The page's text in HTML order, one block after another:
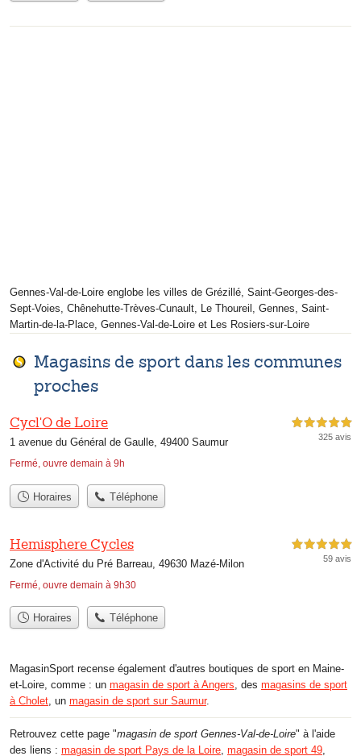
Gennes-Val-de-Loire englobe les villes de Grézillé, Saint-Georges-des-
Sept-Voies, Chênehutte-Trèves-Cunault, Le Thoureil, Gennes, Saint-
Martin-de-la-Place, Gennes-Val-de-Loire et Les Rosiers-sur-Loire
Magasins de sport dans les communes
proches
Cycl'O de Loire
1 avenue du Général de Gaulle, 49400 Saumur
Fermé, ouvre demain à 9h
5,0 étoiles sur 5
325 avis
Horaires Téléphone
Hemisphere Cycles
Zone d'Activité du Pré Barreau, 49630 Mazé-Milon
Fermé, ouvre demain à 9h30
5,0 étoiles sur 5
59 avis
Horaires Téléphone
MagasinSport recense également d'autres boutiques de sport en Maine-
et-Loire, comme : un magasin de sport à Angers, des magasins de sport
à Cholet, un magasin de sport sur Saumur.
Retrouvez cette page "magasin de sport Gennes-Val-de-Loire" à l'aide
des liens : magasin de sport Pays de la Loire, magasin de sport 49,